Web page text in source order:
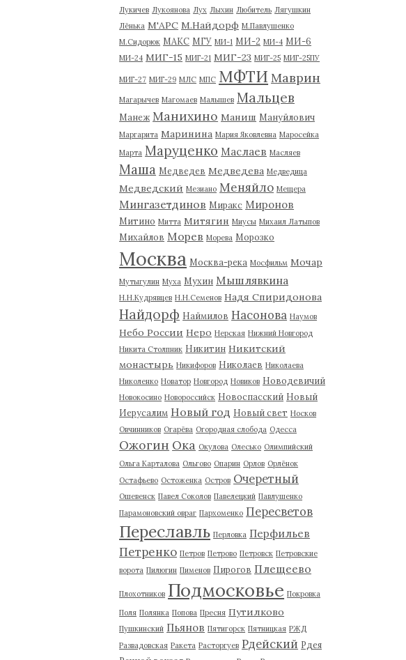
Лукичев Лукоянова Лух Лыхин Любитель Лягушкин
Лёнька М'АРС М.Найдорф М.Павлушенко
М.Сидорюк МАКС МГУ МИ-1 МИ-2 МИ-4 МИ-6
МИ-24 МИГ-15 МИГ-21 МИГ-23 МИГ-25 МИГ-25ПУ
МИГ-27 МИГ-29 МЛС МПС МФТИ Маврин
Магарычев Магомаев Малышев Мальцев
Манеж Манихино Маниш Мануйлович
Маргарита Маринина Мария Яковлевна Маросейка
Марта Маруценко Маслаев Масляев
Маша Медведев Медведева Медведица
Медведский Мезиано Меняйло Мещера
Мингазетдинов Миракс Миронов
Митино Митта Митягин Миусы Михаил Латыпов
Михайлов Морев Морева Морозко
Москва Москва-река Мосфильм Мочар
Мутыгулин Муха Мухин Мышлявкина
Н.Н.Кудрявцев Н.Н.Семенов Надя Спиридонова
Найдорф Наймилов Насонова Наумов
Небо России Неро Нерская Нижний Новгород
Никита Столпник Никитин Никитский
монастырь Никифоров Николаев Николаева
Николенко Новатор Новгород Новиков Новодевичий
Новокосино Новороссийск Новоспасский Новый
Иерусалим Новый год Новый свет Носков
Овчинников Огарёва Огородная слобода Одесса
Ожогин Ока Окулова Олесько Олимпийский
Ольга Карталова Ольгово Опарин Орлов Орлёнок
Остафьево Остоженка Остров Очеретный
Ошевенск Павел Соколов Павелецкий Павлушенко
Парамоновский овраг Пархоменко Пересветов
Переславль Перловка Перфильев
Петренко Петров Петрово Петровск Петровские
ворота Пилюгин Пименов Пирогов Плещеево
Плохотников Подмосковье Покровка
Поля Полянка Попова Пресня Путилково
Пушкинский Пьянов Пятигорск Пятницкая РЖД
Развадовская Ракета Расторгуев Рдейский Рдея